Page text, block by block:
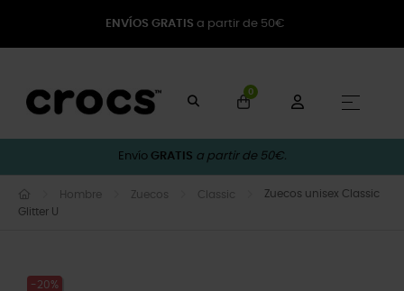
ENVÍOS GRATIS a partir de 50€
0
☰
Envío GRATIS a partir de 50€.
Hombre Zuecos Classic
Zuecos unisex Classic
Glitter U
-20%